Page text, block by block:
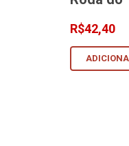
R$42,40